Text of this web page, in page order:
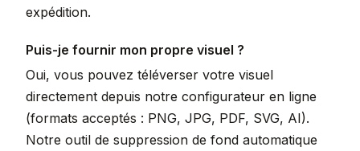
expédition.
Puis-je fournir mon propre visuel ?
Oui, vous pouvez téléverser votre visuel
directement depuis notre configurateur en ligne
(formats acceptés : PNG, JPG, PDF, SVG, AI).
Notre outil de suppression de fond automatique